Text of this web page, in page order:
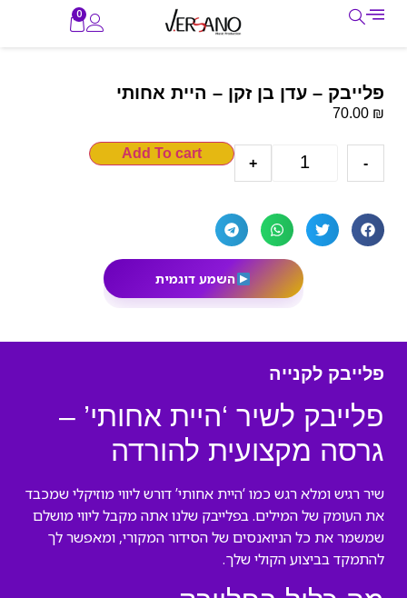
0
פלייבק – עדן בן זקן – היית אחותי
70.00 ₪
-
+
Add To cart
השמע דוגמית
פלייבק לקנייה
פלייבק לשיר ‘היית אחותי’ –
גרסה מקצועית להורדה
שיר רגיש ומלא רגש כמו ‘היית אחותי’ דורש ליווי מוזיקלי שמכבד
את העומק של המילים. בפלייבק שלנו אתה מקבל ליווי מושלם
שמשמר את כל הניואנסים של הסידור המקורי, ומאפשר לך
להתמקד בביצוע הקולי שלך.